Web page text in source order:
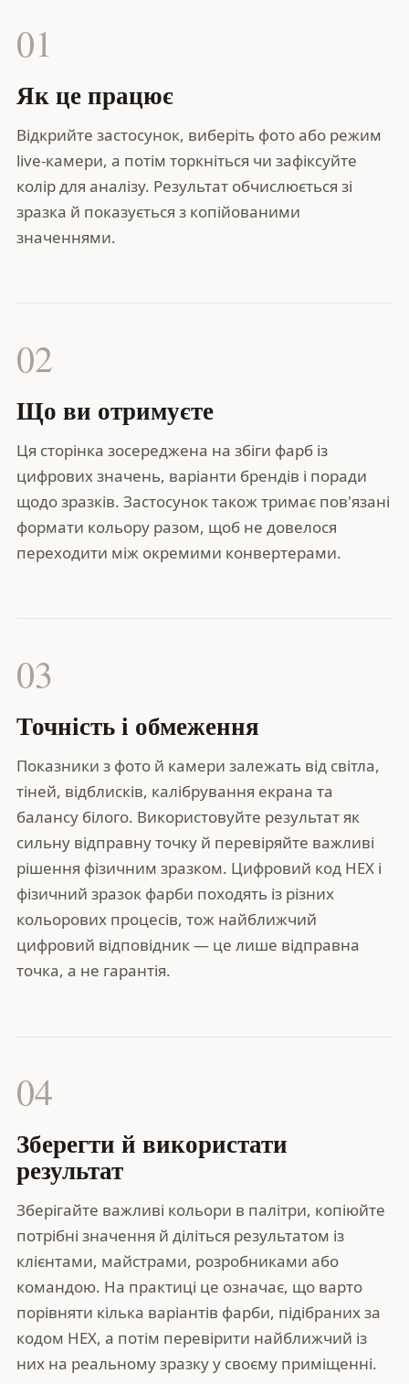
01
Як це працює
Відкрийте застосунок, виберіть фото або режим
live-камери, а потім торкніться чи зафіксуйте
колір для аналізу. Результат обчислюється зі
зразка й показується з копійованими
значеннями.
02
Що ви отримуєте
Ця сторінка зосереджена на збіги фарб із
цифрових значень, варіанти брендів і поради
щодо зразків. Застосунок також тримає пов'язані
формати кольору разом, щоб не довелося
переходити між окремими конвертерами.
03
Точність і обмеження
Показники з фото й камери залежать від світла,
тіней, відблисків, калібрування екрана та
балансу білого. Використовуйте результат як
сильну відправну точку й перевіряйте важливі
рішення фізичним зразком. Цифровий код HEX і
фізичний зразок фарби походять із різних
кольорових процесів, тож найближчий
цифровий відповідник — це лише відправна
точка, а не гарантія.
04
Зберегти й використати
результат
Зберігайте важливі кольори в палітри, копіюйте
потрібні значення й діліться результатом із
клієнтами, майстрами, розробниками або
командою. На практиці це означає, що варто
порівняти кілька варіантів фарби, підібраних за
кодом HEX, а потім перевірити найближчий із
них на реальному зразку у своєму приміщенні.